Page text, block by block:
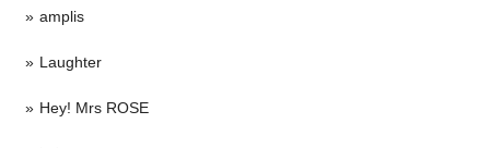
amplis
Laughter
Hey! Mrs ROSE